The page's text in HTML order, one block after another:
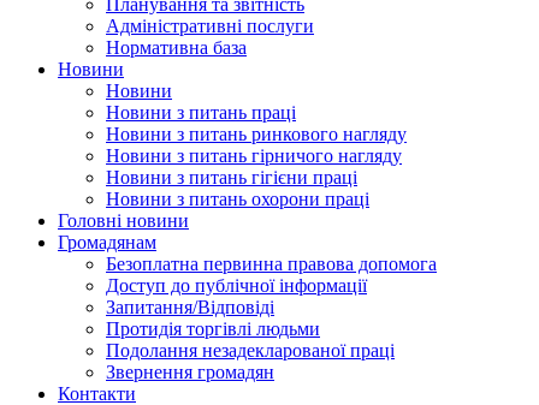
Планування та звітність
Адміністративні послуги
Нормативна база
Новини
Новини
Новини з питань праці
Новини з питань ринкового нагляду
Новини з питань гірничого нагляду
Новини з питань гігієни праці
Новини з питань охорони праці
Головні новини
Громадянам
Безоплатна первинна правова допомога
Доступ до публічної інформації
Запитання/Відповіді
Протидія торгівлі людьми
Подолання незадекларованої праці
Звернення громадян
Контакти